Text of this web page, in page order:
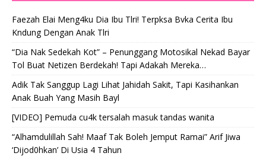
Faezah Elai Meng4ku Dia Ibu Tlri! Terpksa Bvka Cerita Ibu
Kndung Dengan Anak Tlri
“Dia Nak Sedekah Kot” – Penunggang Motosikal Nekad Bayar
Tol Buat Netizen Berdekah! Tapi Adakah Mereka…
Adik Tak Sanggup Lagi Lihat Jahidah Sakit, Tapi Kasihankan
Anak Buah Yang Masih Bayl
[VIDEO] Pemuda cu4k tersalah masuk tandas wanita
“Alhamdulillah Sah! Maaf Tak Boleh Jemput Ramai” Arif Jiwa
‘Dijod0hkan’ Di Usia 4 Tahun